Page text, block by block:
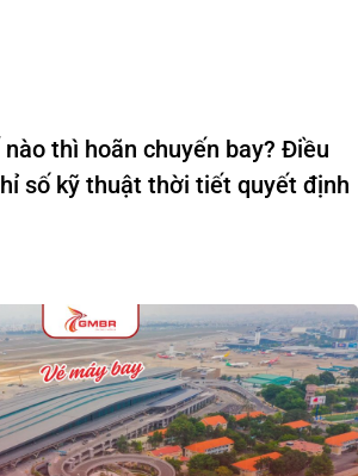
thì hoãn chuyến bay? Điều
số kỹ thuật thời tiết quyết định